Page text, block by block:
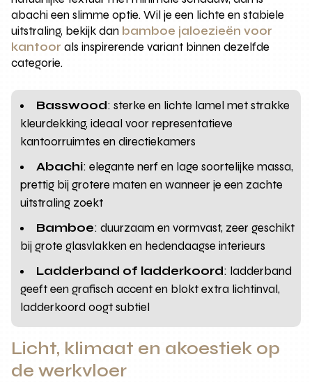
abachi een slimme optie. Wil je een lichte en stabiele
uitstraling, bekijk dan bamboe jaloezieën voor
kantoor als inspirerende variant binnen dezelfde
categorie.
Basswood: sterke en lichte lamel met strakke
kleurdekking, ideaal voor representatieve
kantoorruimtes en directiekamers
Abachi: elegante nerf en lage soortelijke massa,
prettig bij grotere maten en wanneer je een zachte
uitstraling zoekt
Bamboe: duurzaam en vormvast, zeer geschikt
bij grote glasvlakken en hedendaagse interieurs
Ladderband of ladderkoord: ladderband
geeft een grafisch accent en blokt extra lichtinval,
ladderkoord oogt subtiel
Licht, klimaat en akoestiek op
de werkvloer